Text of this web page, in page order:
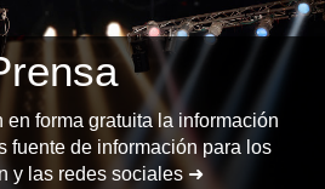
forma gratuita la información
de información para los
y las redes sociales ➜